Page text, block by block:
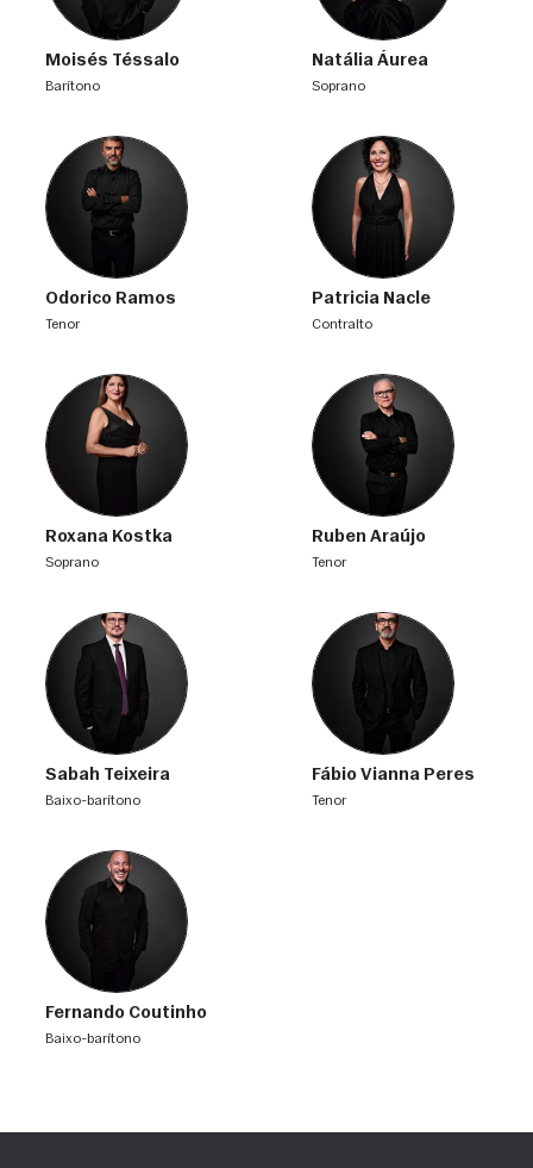
Moisés Téssalo
barítono
Natália Áurea
soprano
Odorico Ramos
tenor
Patricia Nacle
contralto
Roxana Kostka
soprano
Ruben Araújo
tenor
Sabah Teixeira
baixo-barítono
Fábio Vianna Peres
tenor
Fernando Coutinho
baixo-barítono